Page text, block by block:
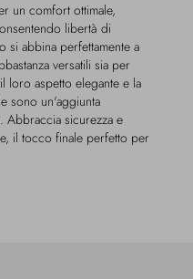
un comfort ottimale,
libertà di
si abbina perfettamente a
versatili sia per
loro aspetto elegante e la
sono un'aggiunta
Abbraccia sicurezza e
il tocco finale perfetto per